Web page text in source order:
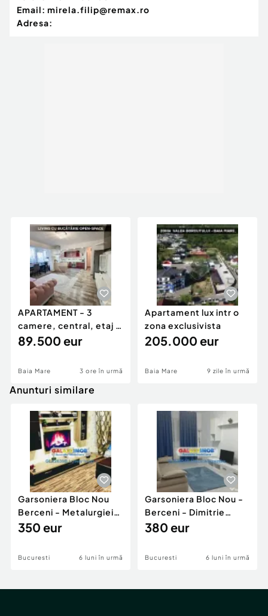
Email: mirela.filip@remax.ro
Adresa:
APARTAMENT - 3
camere, central, etaj 2
- DE VANZARE
89.500 eur
Baia Mare 3 ore în urmă
Apartament lux intr o
zona exclusivista
205.000 eur
Baia Mare 9 zile în urmă
Anunturi similare
Garsoniera Bloc Nou
Berceni - Metalurgiei
Park - Postalionul
350 eur
Bucuresti 6 luni în urmă
Garsoniera Bloc Nou -
Berceni - Dimitrie
Leonida
380 eur
Bucuresti 6 luni în urmă